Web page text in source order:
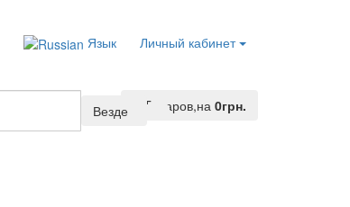
Личный кабинет
Язык
Tоваров,на 0грн.
Везде